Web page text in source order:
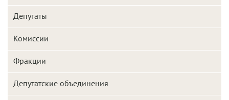
Депутаты
Комиссии
Фракции
Депутатские объединения